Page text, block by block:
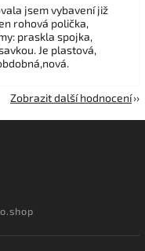
jsem vybavení již
rohová polička,
praskla spojka,
Je plastová,
Zobrazit další hodnocení